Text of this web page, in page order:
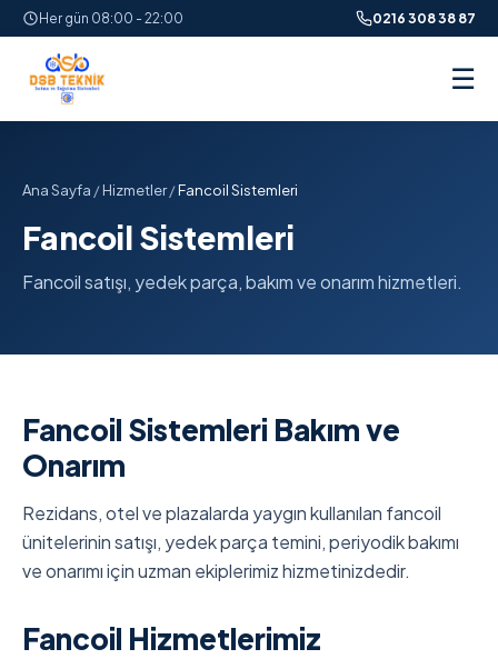
Her gün 08:00 - 22:00 0216 308 38 87
☰
Ana Sayfa /Hizmetler/Fancoil Sistemleri
Fancoil Sistemleri
Fancoil satışı, yedek parça, bakım ve onarım hizmetleri.
Fancoil Sistemleri Bakım ve
Onarım
Rezidans, otel ve plazalarda yaygın kullanılan fancoil
ünitelerinin satışı, yedek parça temini, periyodik bakımı
ve onarımı için uzman ekiplerimiz hizmetinizdedir.
Fancoil Hizmetlerimiz